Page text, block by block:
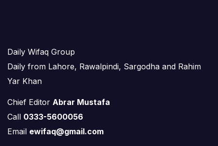
Daily Wifaq Group
Daily from Lahore, Rawalpindi, Sargodha and Rahim
Yar Khan
Chief Editor Abrar Mustafa
Call 0333-5600056
Email ewifaq@gmail.com